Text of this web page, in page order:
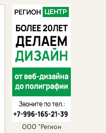
ООО "Регион